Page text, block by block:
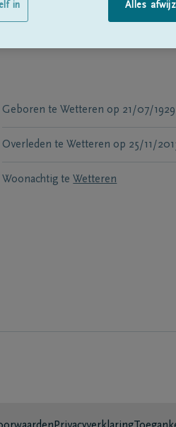
Geboren te Wetteren op 21/07/1929
Overleden te Wetteren op 25/11/
Woonachtig te Wetteren
Alles
in